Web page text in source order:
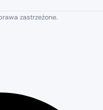
zastrzeżone.